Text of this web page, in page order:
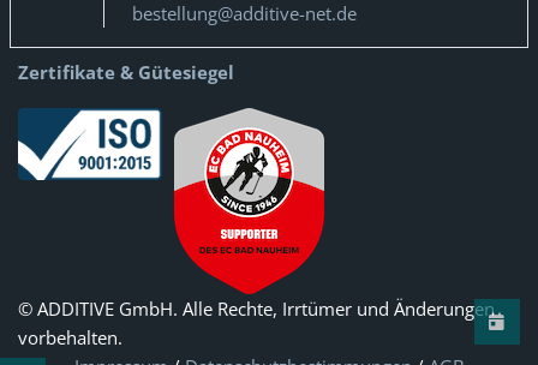
bestellung@additive-net.de
Zertifikate & Gütesiegel
© ADDITIVE GmbH. Alle Rechte, Irrtümer und Änderungen
vorbehalten.